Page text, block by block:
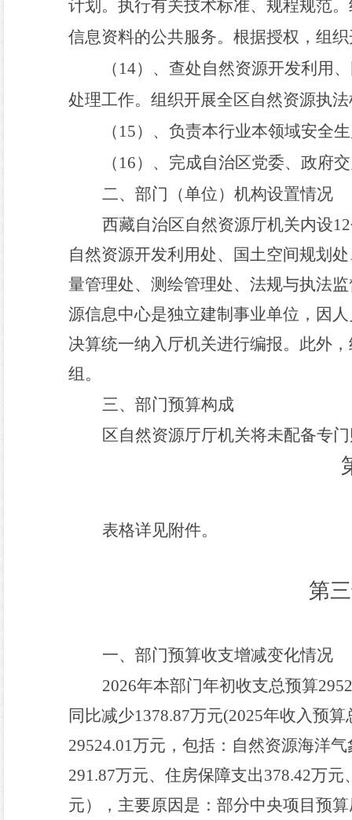
计划。执行有关技术标准、规程规范
信息资料的公共服务。根据授权 ， 组
（ 14）、查处自然资源开发利用
处理工作。组织开展全区自然资源执
（ 15）、负责本行业本领域安全
（ 16）、完成自治区党委、政府
二、部门（单位）机构设置情况
西藏自治区自然资源厅机关内设12
自然资源开发利用处、国土空间规划
量管理处、测绘管理处、 法规与执法
源信息中心是独立建制事业单位， 因
决算统一纳入厅机关进行编报。 此外
组。
三、部门预算构成
区自然资源厅厅机关将未配备专
表格详见附件。
第
一、部门预算收支增减变化情况
2026年本部门年初收支总预算
同比减少1378.87万元(2025年收入预算
29524.01万元，包括： 自然资源海洋
291.87万元、住房保障支出378.42万元
元）
，主要原因是： 部分中央项目预